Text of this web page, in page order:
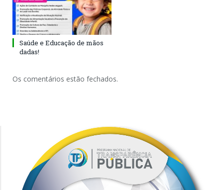
Saúde e Educação de mãos
dadas!
Os comentários estão fechados.